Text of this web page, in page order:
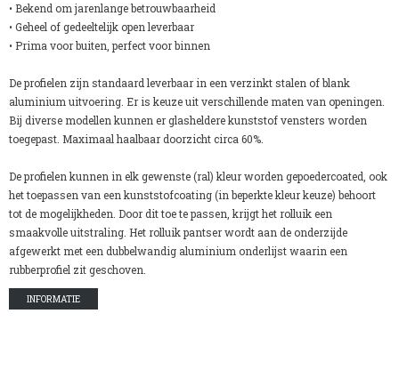
• Bekend om jarenlange betrouwbaarheid
• Geheel of gedeeltelijk open leverbaar
• Prima voor buiten, perfect voor binnen
De profielen zijn standaard leverbaar in een verzinkt stalen of blank
aluminium uitvoering. Er is keuze uit verschillende maten van openingen.
Bij diverse modellen kunnen er glasheldere kunststof vensters worden
toegepast. Maximaal haalbaar doorzicht circa 60%.
De profielen kunnen in elk gewenste (ral) kleur worden gepoedercoated, ook
het toepassen van een kunststofcoating (in beperkte kleur keuze) behoort
tot de mogelijkheden. Door dit toe te passen, krijgt het rolluik een
smaakvolle uitstraling. Het rolluik pantser wordt aan de onderzijde
afgewerkt met een dubbelwandig aluminium onderlijst waarin een
rubberprofiel zit geschoven.
INFORMATIE